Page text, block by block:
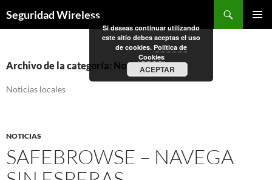
alSeguridad Wireless
Archivo de la categoría: Noticias
Noticias locales
NOTICIAS
SAFEBROWSE – NAVEGA
Si deseas continuar utilizando
este sitio debes aceptas el uso
de cookies. Política de
Cookies
ACEPTAR